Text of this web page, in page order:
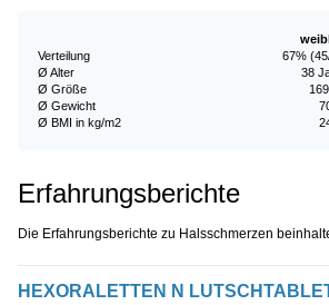
Verteilung
67%
Ø Alter
38
Ø Größe
Ø Gewicht
Ø BMI in kg/m2
Erfahrungsberichte
Die Erfahrungsberichte zu Halsschmerzen
HEXORALETTEN N